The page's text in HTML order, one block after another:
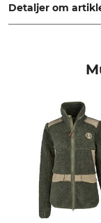
Detaljer om
Vinter Arinna
100% Polyester
Blegning
Må ikke bleges